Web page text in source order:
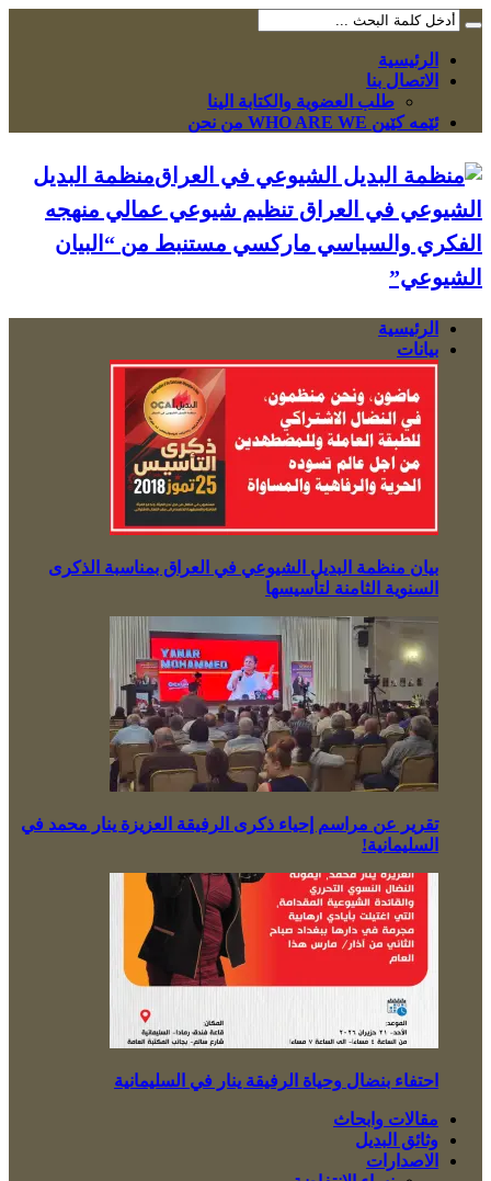
الرئيسية
الاتصال بنا
طلب العضوية والكتابة الينا
ئێمە کێین WHO ARE WE من نحن
منظمة البديل
الشيوعي في العراق تنظيم شيوعي عمالي منهجه
الفكري والسياسي ماركسي مستنبط من “البيان
الشيوعي”
الرئيسية
بيانات
بيان منظمة البديل الشيوعي في العراق بمناسبة الذكرى
السنوية الثامنة لتأسيسها
تقرير عن مراسم إحياء ذكرى الرفيقة العزيزة ينار محمد في
السليمانية!
احتفاء بنضال وحياة الرفيقة ينار في السليمانية
مقالات وابحاث
وثائق البديل
الاصدارات